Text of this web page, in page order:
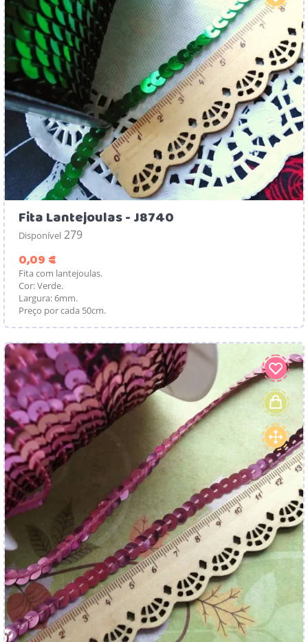
Fita Lantejoulas - J8740
Disponível 279
0,09 €
Fita com lantejoulas.
Cor: Verde.
Largura: 6mm.
Preço por cada 50cm.